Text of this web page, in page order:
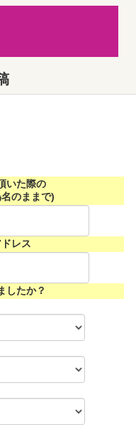
いた際の
のままで)
レス
したか？